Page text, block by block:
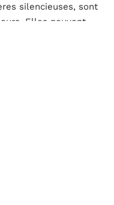
silencieuses, sont
Elles peuvent